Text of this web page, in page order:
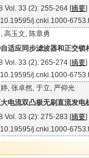
Vol. 33 (2): 255-264 [摘要]
j.cnki.1000-
高玉文, 陈章勇
适应同步滤波器和正交锁
Vol. 33 (2): 265-274 [摘要]
j.cnki.1000-
, 张卓然, 于立, 严仰光
电流双凸极无刷直流发电
Vol. 33 (2): 275-283 [摘要]
j.cnki.1000-